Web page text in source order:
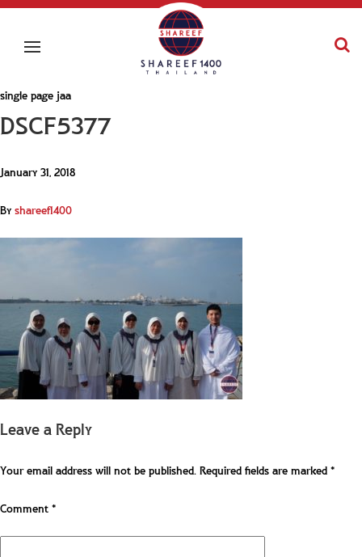
single page jaa
DSCF5377
January 31, 2018
Byshareef1400
Leave a Reply
Your email address will not be published.Required fields are marked*
Comment*